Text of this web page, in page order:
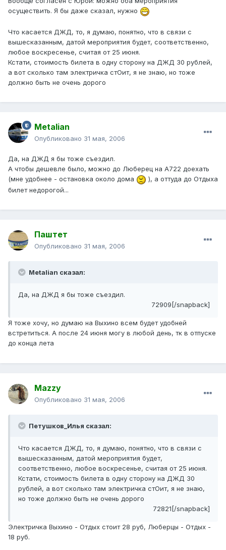
осуществить. Я бы даже сказал, нужно
Что касается ДЖД, то, я думаю, понятно, что в связи с
вышесказанным, датой мероприятия будет, соответственно,
любое воскресенье, считая от 25 июня.
Кстати, стоимость билета в одну сторону на ДЖД 30 рублей,
а вот сколько там электричка стОит, я не знаю, но тоже
должно быть не очень дорого
Metalian
Опубликовано 31 мая, 2006
Да, на ДЖД я бы тоже съездил.
А чтобы дешевле было, можно до Люберец на А722 доехать
(мне удобнее - остановка около дома
), а оттуда до Отдыха
билет недорогой...
Паштет
Опубликовано 31 мая, 2006
Metalian сказал:
Да, на ДЖД я бы тоже съездил.
72909[/snapback]
Я тоже хочу, но думаю на Выхино всем будет удобней
встретиться. А после 24 июня могу в любой день, тк в отпуске
до конца лета
Mazzy
Опубликовано 31 мая, 2006
Петушков_Илья сказал:
Что касается ДЖД, то, я думаю, понятно, что в связи с
вышесказанным, датой мероприятия будет,
соответственно, любое воскресенье, считая от 25 июня.
Кстати, стоимость билета в одну сторону на ДЖД 30
рублей, а вот сколько там электричка стОит, я не знаю,
но тоже должно быть не очень дорого
72821[/snapback]
Электричка Выхино - Отдых стоит 28 руб, Люберцы - Отдых -
18 руб.